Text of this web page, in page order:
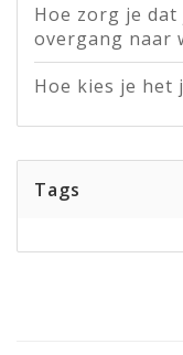
Hoe zorg je
overgang naar
Hoe kies je het
Tags